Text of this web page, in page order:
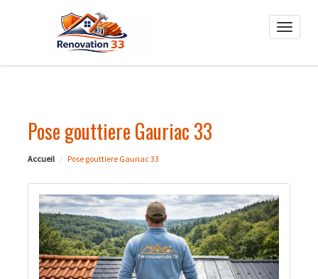
Toggle
Pose gouttiere Gauriac 33
Accueil Pose gouttiere Gauriac 33